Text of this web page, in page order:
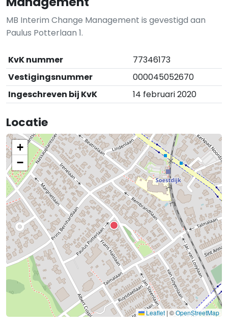
MB Interim Change Management is gevestigd aan
Paulus Potterlaan 1.
KvK nummer
77346173
Vestigingsnummer
000045052670
Ingeschreven bij KvK
14 februari 2020
Locatie
+
−
Leaflet | ©OpenStreetMap